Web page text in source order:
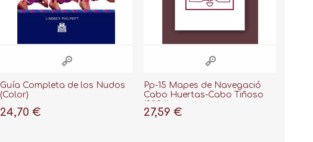
Guía Completa de los Nudos
(Color)
24,70 €
Pp-15 Mapes de Navegació
Cabo Huertas-Cabo Tiñoso
27,59 €